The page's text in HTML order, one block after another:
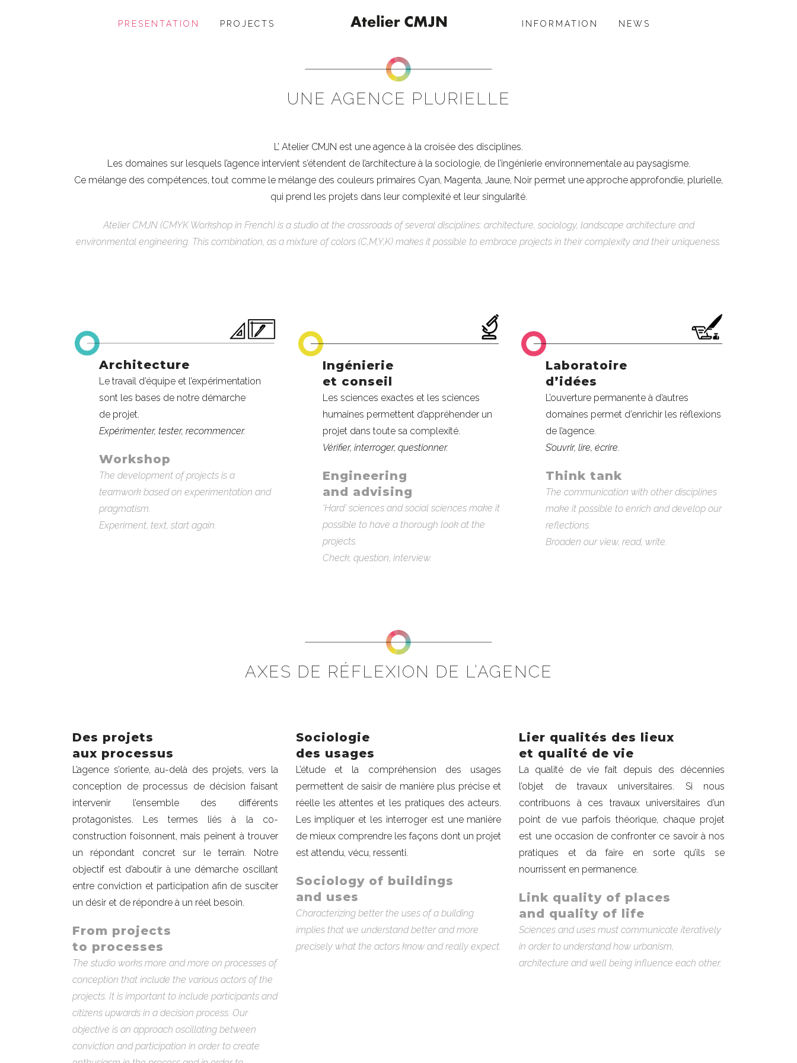
PRESENTATION PROJECTS INFORMATION NEWS
UNE AGENCE PLURIELLE
L’ Atelier CMJN est une agence à la croisée des disciplines.
Les domaines sur lesquels l’agence intervient s’étendent de l’architecture à la sociologie, de l’ingénierie environnementale au paysagisme.
Ce mélange des compétences, tout comme le mélange des couleurs primaires Cyan, Magenta, Jaune, Noir permet une approche approfondie, plurielle,
qui prend les projets dans leur complexité et leur singularité.
Atelier CMJN (CMYK Workshop in French) is a studio at the crossroads of several disciplines: architecture, sociology, landscape architecture and
environmental engineering. This combination, as a mixture of colors (C,M,Y,K) makes it possible to embrace projects in their complexity and their uniqueness.
Architecture
Le travail d’équipe et l’expérimentation
sont les bases de notre démarche
de projet.
Expérimenter, tester, recommencer.
Workshop
The development of projects is a
teamwork based on experimentation and
pragmatism.
Experiment, text, start again.
Ingénierie
et conseil
Les sciences exactes et les sciences
humaines permettent d’appréhender un
projet dans toute sa complexité.
Vérifier, interroger, questionner.
Engineering
and advising
‘Hard’ sciences and social sciences make it
possible to have a thorough look at the
projects.
Check, question, interview.
Laboratoire
d’idées
L’ouverture permanente à d’autres
domaines permet d’enrichir les réflexions
de l’agence.
S’ouvrir, lire, écrire.
Think tank
The communication with other disciplines
make it possible to enrich and develop our
reflections.
Broaden our view, read, write.
AXES DE RÉFLEXION DE L’AGENCE
Des projets
aux processus
L’agence s’oriente, au-delà des projets, vers la
conception de processus de décision faisant
intervenir l’ensemble des différents
protagonistes. Les termes liés à la co-
construction foisonnent, mais peinent à trouver
un répondant concret sur le terrain. Notre
objectif est d’aboutir à une démarche oscillant
entre conviction et participation afin de susciter
un désir et de répondre à un réel besoin.
From projects
to processes
The studio works more and more on processes of
conception that include the various actors of the
projects. It is important to include participants and
citizens upwards in a decision process. Our
objective is an approach oscillating between
conviction and participation in order to create
Sociologie
des usages
L’étude et la compréhension des usages
permettent de saisir de manière plus précise et
réelle les attentes et les pratiques des acteurs.
Les impliquer et les interroger est une manière
de mieux comprendre les façons dont un projet
est attendu, vécu, ressenti.
Sociology of buildings
and uses
Characterizing better the uses of a building
implies that we understand better and more
precisely what the actors know and really expect.
Lier qualités des lieux
et qualité de vie
La qualité de vie fait depuis des décennies
l’objet de travaux universitaires. Si nous
contribuons à ces travaux universitaires d’un
point de vue parfois théorique, chaque projet
est une occasion de confronter ce savoir à nos
pratiques et da faire en sorte qu’ils se
nourrissent en permanence.
Link quality of places
and quality of life
Sciences and uses must communicate iteratively
in order to understand how urbanism,
architecture and well being influence each other.